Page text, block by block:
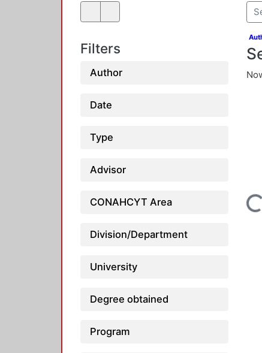
Filters
Author
Date
Type
Advisor
CONAHCYT Area
Division/Department
University
Degree obtained
Program
Loading...